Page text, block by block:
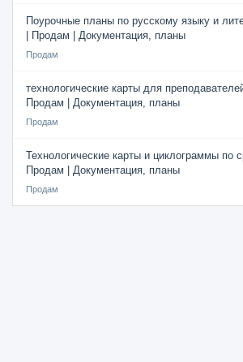
Поурочные планы по русскому языку и
| Продам | Документация, планы
Продам
технологические карты для
Продам | Документация, планы
Продам
Технологические карты и циклограммы по
Продам | Документация, планы
Продам